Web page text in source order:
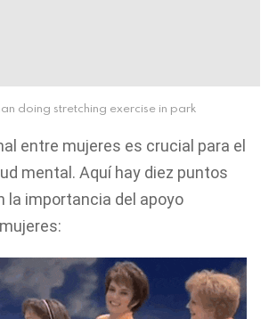
doing stretching exercise in park
entre mujeres es crucial para el
mental. Aquí hay diez puntos
la importancia del apoyo